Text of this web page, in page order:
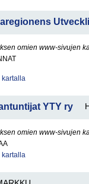
omien www-sivujen
kartalla
YTY ry
omien www-sivujen
kartalla